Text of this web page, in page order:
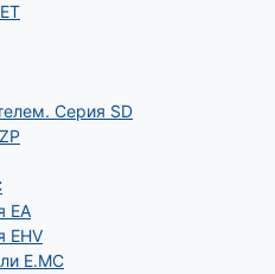
Серия SD
EA
EHV
E.MC